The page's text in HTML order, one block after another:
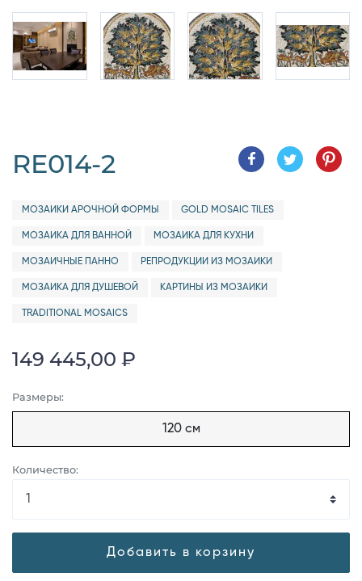
RE014-2
МОЗАИКИ АРОЧНОЙ ФОРМЫ GOLD MOSAIC TILES
МОЗАИКА ДЛЯ ВАННОЙ МОЗАИКА ДЛЯ КУХНИ
МОЗАИЧНЫЕ ПАННО РЕПРОДУКЦИИ ИЗ МОЗАИКИ
МОЗАИКА ДЛЯ ДУШЕВОЙ КАРТИНЫ ИЗ МОЗАИКИ
TRADITIONAL MOSAICS
149 445,00 ₽
Размеры:
120 см
Количество:
Добавить в корзину